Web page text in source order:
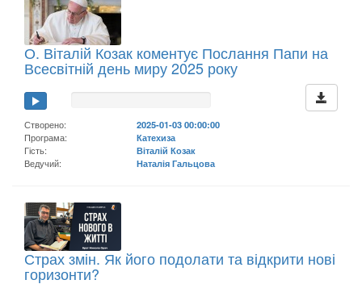
О. Віталій Козак коментує Послання Папи на
Всесвітній день миру 2025 року
Створено:
2025-01-03 00:00:00
Програма:
Катехиза
Гість:
Віталій Козак
Ведучий:
Наталія Гальцова
Страх змін. Як його подолати та відкрити нові
горизонти?